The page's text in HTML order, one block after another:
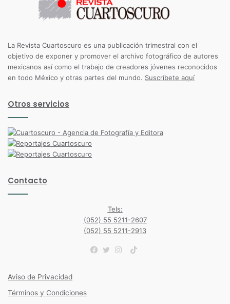
La Revista Cuartoscuro es una publicación trimestral con el
objetivo de exponer y promover el archivo fotográfico de autores
mexicanos así como el trabajo de creadores jóvenes reconocidos
en todo México y otras partes del mundo. Suscríbete aquí
Otros servicios
Contacto
Tels:
(052) 55 5211-2607
(052) 55 5211-2913
TikTok
Aviso de Privacidad
Términos y Condiciones